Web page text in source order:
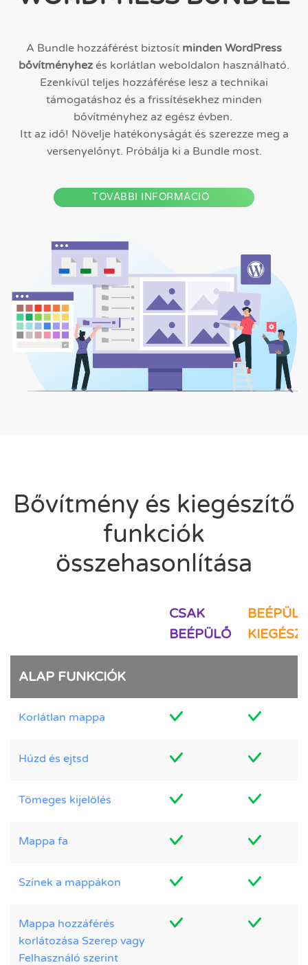
A Bundle hozzáférést biztosít minden WordPress
bővítményhez és korlátlan weboldalon használható.
Ezenkívül teljes hozzáférése lesz a technikai
támogatáshoz és a frissítésekhez minden
bővítményhez az egész évben.
Itt az idő! Növelje hatékonyságát és szerezze meg a
versenyelőnyt. Próbálja ki a Bundle most.
TOVÁBBI INFORMÁCIÓ
Bővítmény és kiegészítő
funkciók
összehasonlítása
CSAK
BEÉPÜLŐ
ALAP FUNKCIÓK
Korlátlan mappa
Húzd és ejtsd
Tömeges kijelölés
Mappa fa
Színek a mappákon
Mappa hozzáférés
korlátozása Szerep vagy
Felhasználó szerint